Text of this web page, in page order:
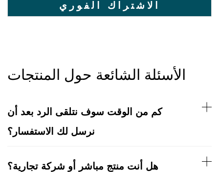
الأسئلة الشائعة حول المنتجات
كم من الوقت سوف نتلقى الرد بعد أن
نرسل لك الاستفسار؟
هل أنت منتج مباشر أو شركة تجارية؟